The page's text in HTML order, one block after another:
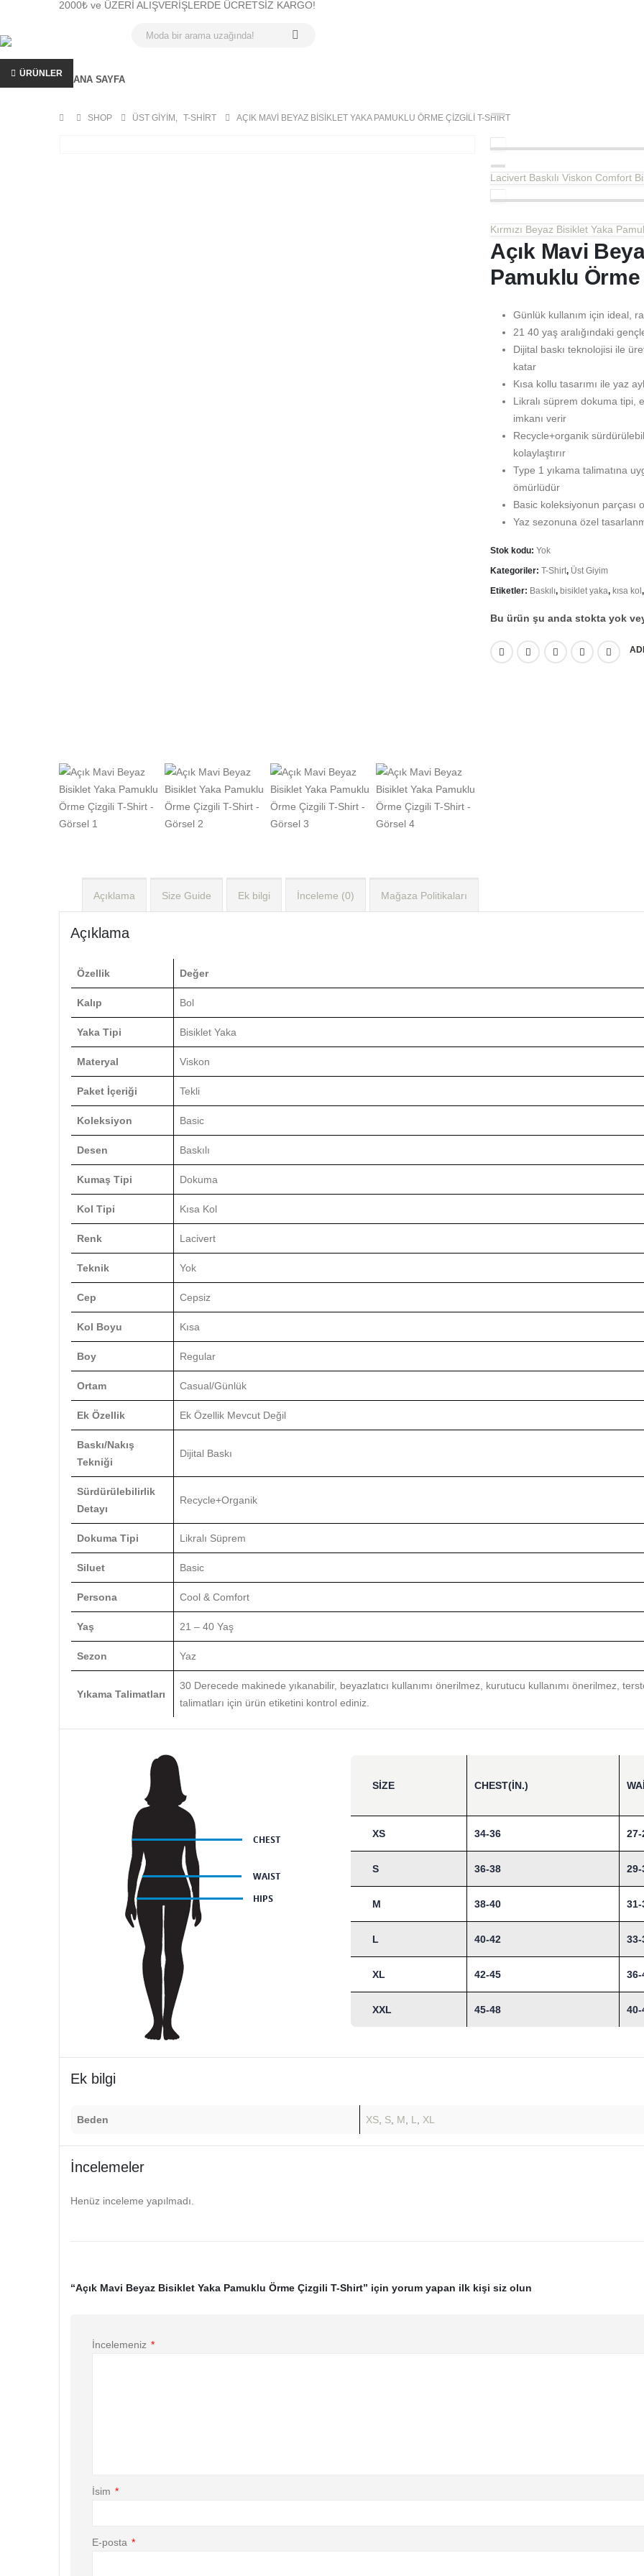
2000₺ ve ÜZERİ ALIŞVERİŞLERDE ÜCRETSİZ KARGO!
ÜRÜNLER
ANA SAYFA
SHOP ÜST GIYIM , T-SHIRT AÇIK MAVI BEYAZ BISIKLET YAKA PAMUKLU ÖRME ÇIZGILI T-SHIRT
Lacivert Baskılı Viskon Comfort
Kırmızı Beyaz Bisiklet Yaka
Açık Mavi
Pamuklu
Günlük kullanım için ideal,
21 40 yaş aralığındaki
Dijital baskı teknolojisi ile
katar
Kısa kollu tasarımı ile yaz
Likralı süprem dokuma tipi,
imkanı verir
Recycle+organik
kolaylaştırır
Type 1 yıkama talimatına
ömürlüdür
Basic koleksiyonun parçası
Yaz sezonuna özel
Stok kodu: Yok
Kategoriler: T-Shirt, Üst Giyim
Etiketler: Baskılı, bisiklet yaka, kısa kol,
Bu ürün şu anda stokta yok
Açıklama Size Guide Ek bilgi İnceleme (0) Mağaza Politikaları
Açıklama
Özellik Değer
Kalıp Bol
Yaka Tipi Bisiklet Yaka
Materyal Viskon
Paket İçeriği Tekli
Koleksiyon Basic
Desen Baskılı
Kumaş Tipi Dokuma
Kol Tipi Kısa Kol
Renk Lacivert
Teknik Yok
Cep Cepsiz
Kol Boyu Kısa
Boy Regular
Ortam Casual/Günlük
Ek Özellik Ek Özellik Mevcut Değil
Baskı/Nakış
Tekniği
Dijital Baskı
Sürdürülebilirlik
Detayı
Recycle+Organik
Dokuma Tipi Likralı Süprem
Siluet Basic
Persona Cool & Comfort
Yaş 21 – 40 Yaş
Sezon Yaz
Yıkama Talimatları
30 Derecede makinede yıkanabilir, beyazlatıcı kullanımı önerilmez, kurutucu kullanımı önerilmez,
talimatları için ürün etiketini kontrol ediniz.
SIZE CHEST(IN.)
XS 34-36 27-
S 36-38 29-
M 38-40 31-
L 40-42 33-
XL 42-45 36-
XXL 45-48 40-
Ek bilgi
Beden XS S M L XL
İncelemeler
Henüz inceleme yapılmadı.
“Açık Mavi Beyaz Bisiklet Yaka Pamuklu Örme Çizgili T-Shirt” için yorum yapan ilk kişi siz olun
İncelemeniz *
İsim *
E-posta *